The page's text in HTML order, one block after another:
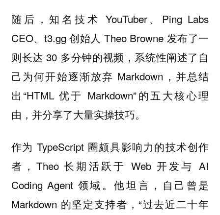
随后，知名技术 YouTuber、Ping Labs
CEO、t3.gg 创始人 Theo Browne 发布了一
则长达 30 多分钟的视频，系统性阐述了自
己为何开始逐渐放弃 Markdown，并总结
出“HTML 优于 Markdown”的五大核心理
由，并分享了大量实操技巧。
作为 TypeScript 圈颇具影响力的技术创作
者，Theo 长期活跃于 Web 开发与 AI
Coding Agent 领域。他坦言，自己曾是
Markdown 的坚定支持者，“过去近二十年